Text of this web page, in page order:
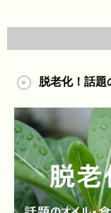
脱老化！話題